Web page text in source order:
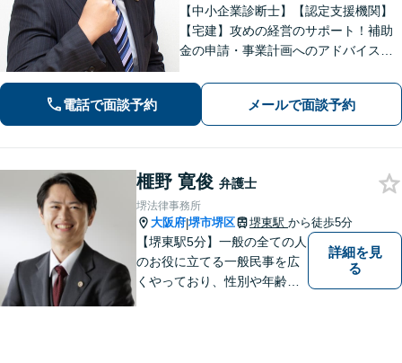
【中小企業診断士】【認定支援機関】
【宅建】攻めの経営のサポート！補助
金の申請・事業計画へのアドバイス／
せ！財産分与・事業継承／交通事故／
債務整理／労働問題も【夜間・休日面
談】【完全個室】【堺東駅4分】
電話で面談予約 メールで面談予約
榧野 寛俊 弁護士
堺法律事務所
大阪府|堺市堺区 堺東駅 から徒歩5分
【堺東駅5分】一般の全ての人
のお役に立てる一般民事を広
くやっており、性別や年齢を
詳細を見
る